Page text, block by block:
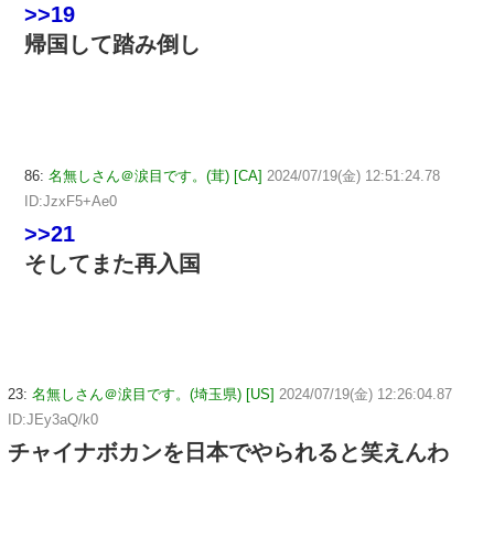
>>19
帰国して踏み倒し
86: 名無しさん＠涙目です。(茸) [CA] 2024/07/19(金) 12:51:24.78
ID:JzxF5+Ae0
>>21
そしてまた再入国
23: 名無しさん＠涙目です。(埼玉県) [US] 2024/07/19(金) 12:26:04.87
ID:JEy3aQ/k0
チャイナボカンを日本でやられると笑えんわ